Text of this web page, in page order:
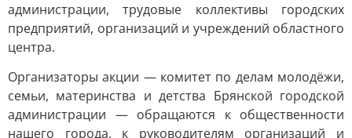
администрации, трудовые коллективы городских
предприятий, организаций и учреждений областного
центра.
Организаторы акции — комитет по делам молодёжи,
семьи, материнства и детства Брянской городской
администрации — обращаются к общественности
нашего города, к руководителям организаций и